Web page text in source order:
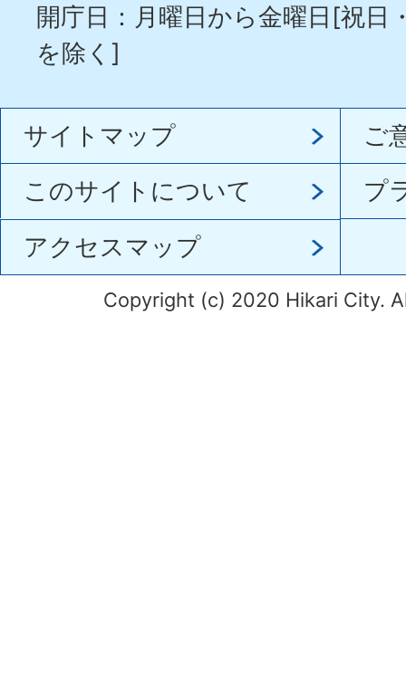
開庁日：月曜日から金曜日[祝日
を除く]
サイトマップ
ご
このサイトについて
プ
アクセスマップ
Copyright (c) 2020 Hikari City.